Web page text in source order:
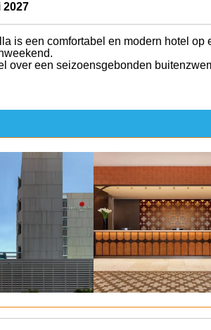
2027
is een comfortabel en modern hotel
over een seizoensgebonden